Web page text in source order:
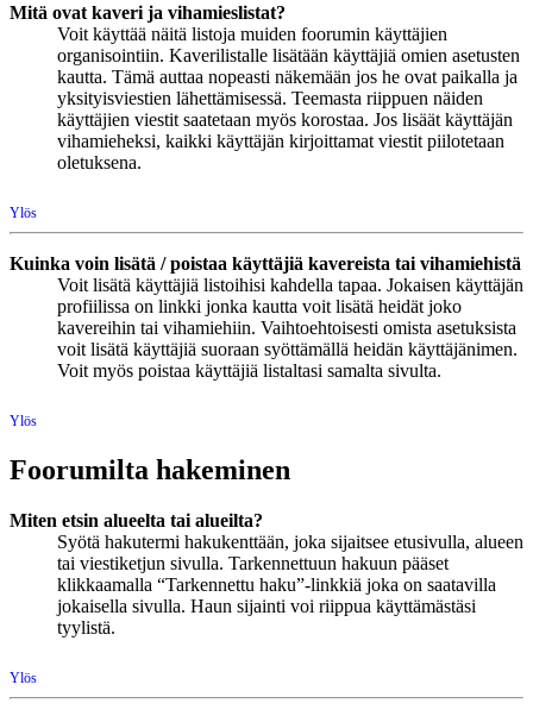
Mitä ovat kaveri ja vihamieslistat?
Voit käyttää näitä listoja muiden foorumin käyttäjien
organisointiin. Kaverilistalle lisätään käyttäjiä omien asetusten
kautta. Tämä auttaa nopeasti näkemään jos he ovat paikalla ja
yksityisviestien lähettämisessä. Teemasta riippuen näiden
käyttäjien viestit saatetaan myös korostaa. Jos lisäät käyttäjän
vihamieheksi, kaikki käyttäjän kirjoittamat viestit piilotetaan
oletuksena.
Ylös
Kuinka voin lisätä / poistaa käyttäjiä kavereista tai vihamiehistä
Voit lisätä käyttäjiä listoihisi kahdella tapaa. Jokaisen käyttäjän
profiilissa on linkki jonka kautta voit lisätä heidät joko
kavereihin tai vihamiehiin. Vaihtoehtoisesti omista asetuksista
voit lisätä käyttäjiä suoraan syöttämällä heidän käyttäjänimen.
Voit myös poistaa käyttäjiä listaltasi samalta sivulta.
Ylös
Foorumilta hakeminen
Miten etsin alueelta tai alueilta?
Syötä hakutermi hakukenttään, joka sijaitsee etusivulla, alueen
tai viestiketjun sivulla. Tarkennettuun hakuun pääset
klikkaamalla “Tarkennettu haku”-linkkiä joka on saatavilla
jokaisella sivulla. Haun sijainti voi riippua käyttämästäsi
tyylistä.
Ylös